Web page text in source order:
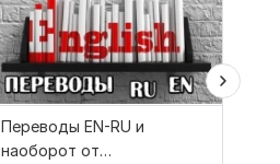
Переводы EN-RU и
наоборот от